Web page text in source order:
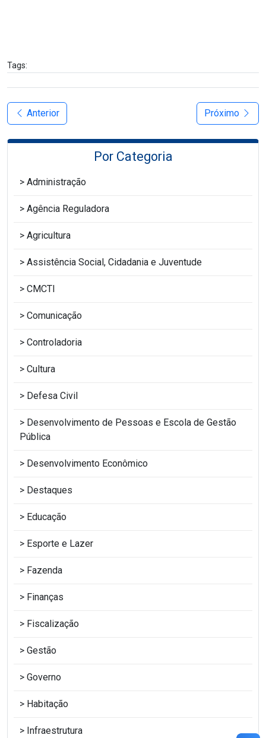
Tags:
Anterior Próximo
Por Categoria
Administração
Agência Reguladora
Agricultura
Assistência Social, Cidadania e Juventude
CMCTI
Comunicação
Controladoria
Cultura
Defesa Civil
Desenvolvimento de Pessoas e Escola de Gestão
Pública
Desenvolvimento Econômico
Destaques
Educação
Esporte e Lazer
Fazenda
Finanças
Fiscalização
Gestão
Governo
Habitação
Infraestrutura